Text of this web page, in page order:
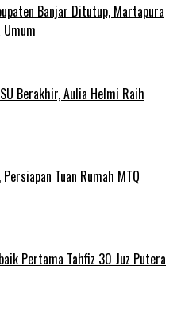
Banjar Ditutup, Martapura
Berakhir, Aulia Helmi Raih
Tuan Rumah MTQ
Pertama Tahfiz 30 Juz Putera